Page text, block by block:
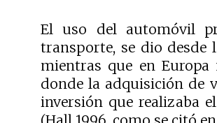
El uso del automóvil
transporte, se dio desde
mientras que en
donde la adquisición de
inversión que realizaba